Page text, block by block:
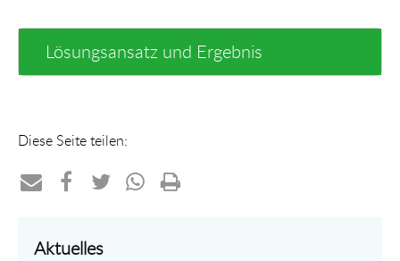
Lösungsansatz und Ergebnis
Diese Seite teilen:
perauf
Aktuelles